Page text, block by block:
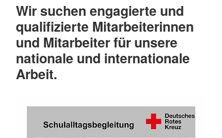
Wir suchen engagierte und
qualifizierte Mitarbeiterinnen
und Mitarbeiter für unsere
nationale und internationale
Arbeit.